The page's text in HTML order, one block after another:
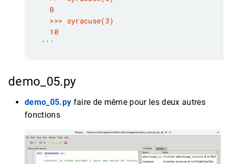
    10
  '''
demo_05.py
demo_05.py faire de même pour les deux autres
fonctions